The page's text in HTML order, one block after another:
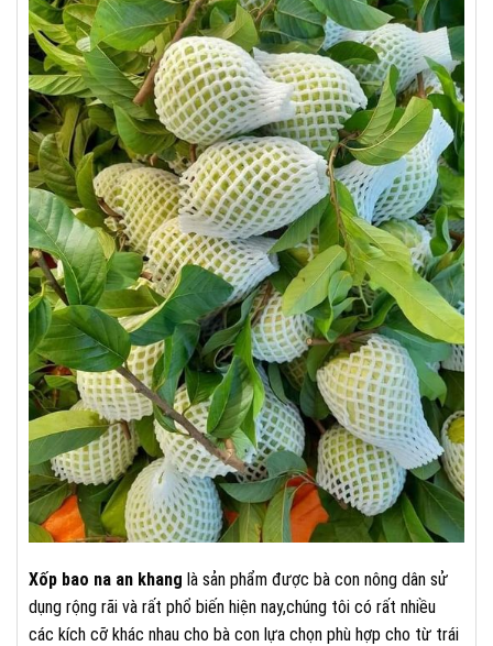
Xốp bao na an khang là sản phẩm được bà con nông dân sử
dụng rộng rãi và rất phổ biến hiện nay,chúng tôi có rất nhiều
các kích cỡ khác nhau cho bà con lựa chọn phù hợp cho từ trái